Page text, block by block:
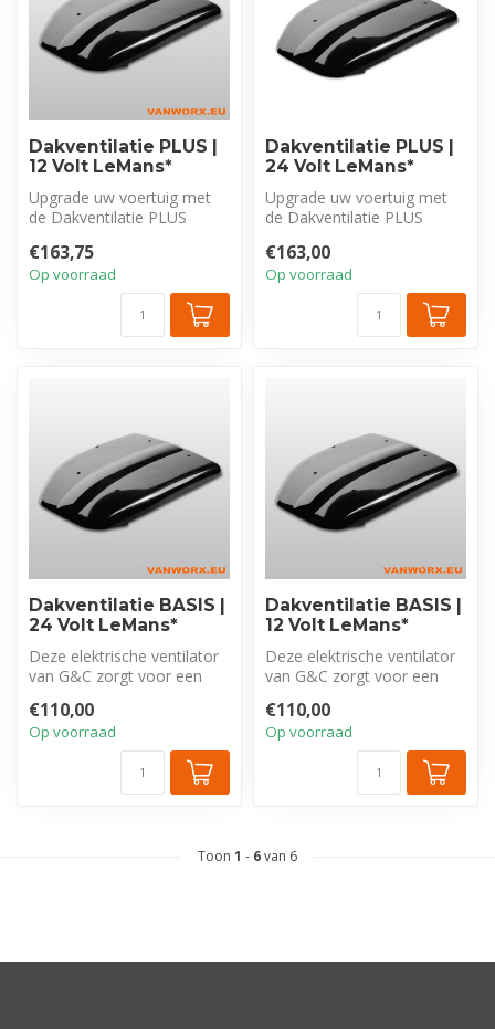
Dakventilatie PLUS |
12 Volt LeMans*
Upgrade uw voertuig met
de Dakventilatie PLUS
dakventilator v...
€163,75
Op voorraad
Dakventilatie PLUS |
24 Volt LeMans*
Upgrade uw voertuig met
de Dakventilatie PLUS
dakventilator v...
€163,00
Op voorraad
Dakventilatie BASIS |
24 Volt LeMans*
Deze elektrische ventilator
van G&C zorgt voor een
lu...
€110,00
Op voorraad
Dakventilatie BASIS |
12 Volt LeMans*
Deze elektrische ventilator
van G&C zorgt voor een
lu...
€110,00
Op voorraad
Toon 1 - 6van 6